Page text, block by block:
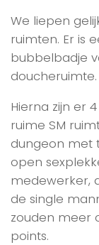
We liepen
ruimten. Er is
bubbelbadje
doucheruimte.
Hierna zijn er
ruime SM
dungeon met
open
medewerker,
de single
zouden meer
points.